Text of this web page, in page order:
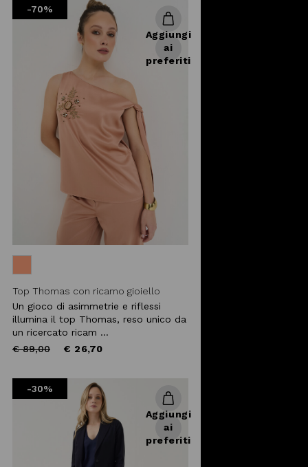
-70%
Aggiungi
ai
preferiti
Top Thomas con ricamo gioiello
Un gioco di asimmetrie e riflessi
illumina il top Thomas, reso unico da
un ricercato ricam ...
Price
€ 89,00to € 26,70
-30%
Aggiungi
ai
preferiti